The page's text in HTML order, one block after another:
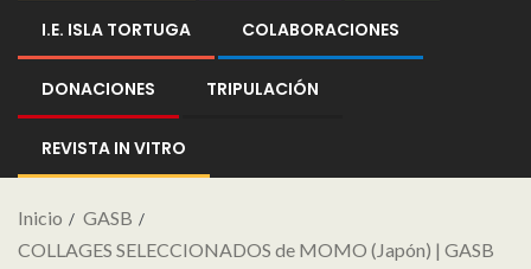
I.E. ISLA TORTUGA COLABORACIONES
DONACIONES TRIPULACIÓN
REVISTA IN VITRO
Inicio
GASB
COLLAGES SELECCIONADOS de MOMO (Japón) | GASB